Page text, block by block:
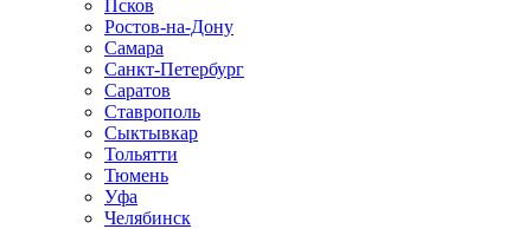
Псков
Ростов-на-Дону
Самара
Санкт-Петербург
Саратов
Ставрополь
Сыктывкар
Тольятти
Тюмень
Уфа
Челябинск